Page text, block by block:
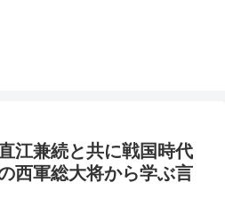
江兼続と共に戦国時代
西軍総大将から学ぶ言